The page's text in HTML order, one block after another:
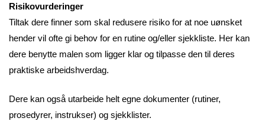
Risikovurderinger
Tiltak dere finner som skal redusere risiko for at noe uønsket
hender vil ofte gi behov for en rutine og/eller sjekkliste. Her kan
dere benytte malen som ligger klar og tilpasse den til deres
praktiske arbeidshverdag.
Dere kan også utarbeide helt egne dokumenter (rutiner,
prosedyrer, instrukser) og sjekklister.